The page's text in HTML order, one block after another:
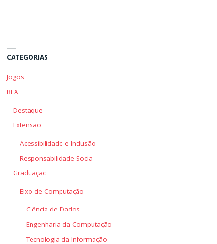
CATEGORIAS
Jogos
REA
Destaque
Extensão
Acessibilidade e Inclusão
Responsabilidade Social
Graduação
Eixo de Computação
Ciência de Dados
Engenharia da Computação
Tecnologia da Informação